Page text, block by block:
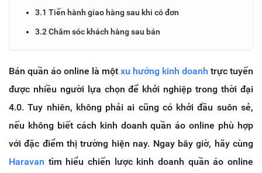
3.1 Tiến hành giao hàng sau khi có đơn
3.2 Chăm sóc khách hàng sau bán
Bán quần áo online là một xu hướng kinh doanh trực tuyến
được nhiều người lựa chọn để khởi nghiệp trong thời đại
4.0. Tuy nhiên, không phải ai cũng có khởi đầu suôn sẻ,
nếu không biết cách kinh doanh quần áo online phù hợp
với đặc điểm thị trường hiện nay. Ngay bây giờ, hãy cùng
Haravan tìm hiểu chiến lược kinh doanh quần áo online